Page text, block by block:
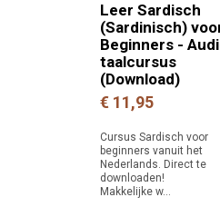
Leer Sardisch
(Sardinisch)
Beginners -
taalcursus
(Download)
€ 11,95
Cursus Sardisch voor
beginners vanuit het
Nederlands. Direct te
downloaden!
Makkelijke w...